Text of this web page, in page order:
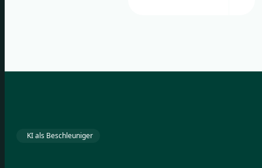
KI als Beschleuniger